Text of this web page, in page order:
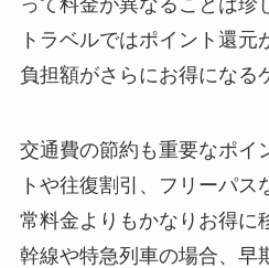
って料金が異なることは珍
トラベルではポイント還
負担額がさらにお得になる
交通費の節約も重要なポイ
トや往復割引、フリーパス
常料金よりもかなりお得に
幹線や特急列車の場合、早